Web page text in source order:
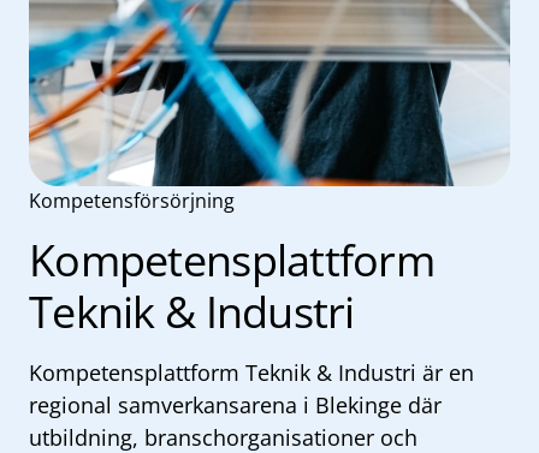
Kompetensförsörjning
Kompetensplattform
Teknik & Industri
Kompetensplattform Teknik & Industri är en
regional samverkansarena i Blekinge där
utbildning, branschorganisationer och